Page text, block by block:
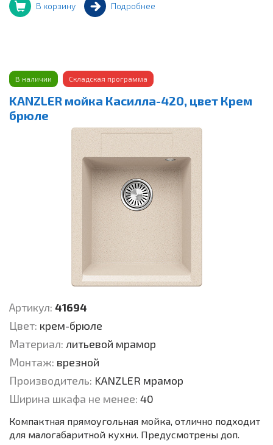
В корзину Подробнее
В наличии Складская программа
KANZLER мойка Касилла-420, цвет Крем
брюле
Артикул: 41694
Цвет: крем-брюле
Материал: литьевой мрамор
Монтаж: врезной
Производитель: KANZLER мрамор
Ширина шкафа не менее: 40
Компактная прямоугольная мойка, отлично подходит
для малогабаритной кухни. Предусмотрены доп.